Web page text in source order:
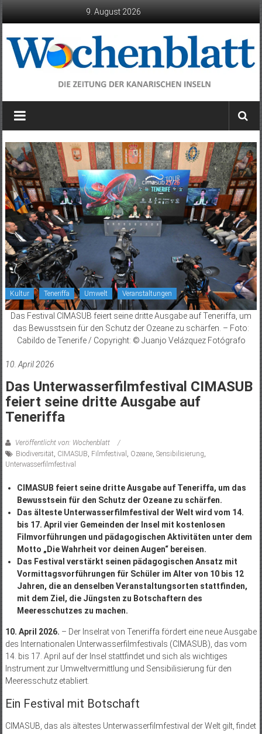
9. August 2026
Wochenblatt
die
der
Kanarischen
Inseln
Kultur Teneriffa Umwelt Veranstaltungen
Das Festival CIMASUB feiert seine dritte Ausgabe auf Teneriffa, um
das Bewusstsein für den Schutz der Ozeane zu schärfen. – Foto:
Cabildo de Tenerife / Copyright: © Juanjo Velázquez Fotógrafo
10. April 2026
Das Unterwasserfilmfestival CIMASUB
feiert seine dritte Ausgabe auf
Teneriffa
Veröffentlicht von: Wochenblatt
Biodiversität CIMASUB Filmfestival Ozeane, Sensibilisierung
Unterwasserfilmfestival
CIMASUB feiert seine dritte Ausgabe auf Teneriffa, um das
Bewusstsein für den Schutz der Ozeane zu schärfen.
Das älteste Unterwasserfilmfestival der Welt wird vom 14.
bis 17. April vier Gemeinden der Insel mit kostenlosen
Filmvorführungen und pädagogischen Aktivitäten unter dem
Motto „Die Wahrheit vor deinen Augen“ bereisen.
Das Festival verstärkt seinen pädagogischen Ansatz mit
Vormittagsvorführungen für Schüler im Alter von 10 bis 12
Jahren, die an denselben Veranstaltungsorten stattfinden,
mit dem Ziel, die Jüngsten zu Botschaftern des
Meeresschutzes zu machen.
10. April 2026. – Der Inselrat von Teneriffa fördert eine neue Ausgabe
des Internationalen Unterwasserfilmfestivals (CIMASUB), das vom
14. bis 17. April auf der Insel stattfindet und sich als wichtiges
Instrument zur Umweltvermittlung und Sensibilisierung für den
Meeresschutz etabliert.
Ein Festival mit Botschaft
CIMASUB, das als ältestes Unterwasserfilmfestival der Welt gilt, findet